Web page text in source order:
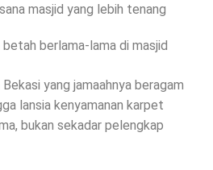
masjid yang lebih tenang
berlama-lama di masjid
yang jamaahnya beragam
lansia kenyamanan karpet
bukan sekadar pelengkap